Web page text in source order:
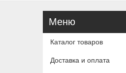
Каталог товаров
Доставка и оплата